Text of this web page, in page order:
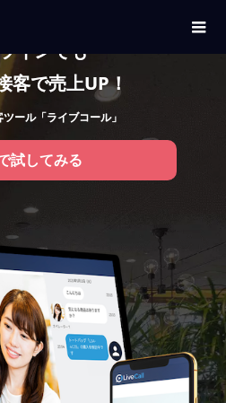
インでも
客で売上UP！
ール「ライブコール」
試してみる